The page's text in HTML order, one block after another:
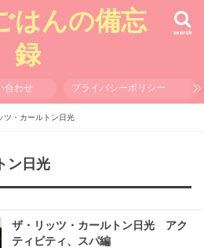
はんの備忘
録
search
合わせ プライバシーポリシー
ツ・カールトン日光
ン日光
ザ・リッツ・カールトン日光 アク
ティビティ、スパ編